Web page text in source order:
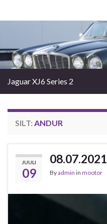
Search for:
Jaguar XJ6 Series 2
SILT: ANDUR
JUULI
09
08.07.2021
Byadmin in mootor